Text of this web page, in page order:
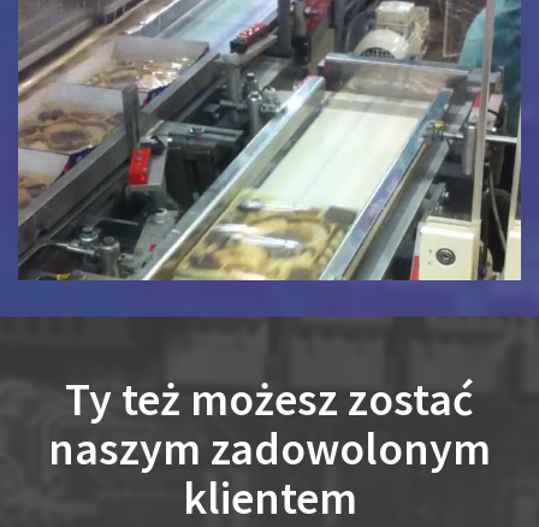
Ty też możesz zostać
naszym zadowolonym
klientem